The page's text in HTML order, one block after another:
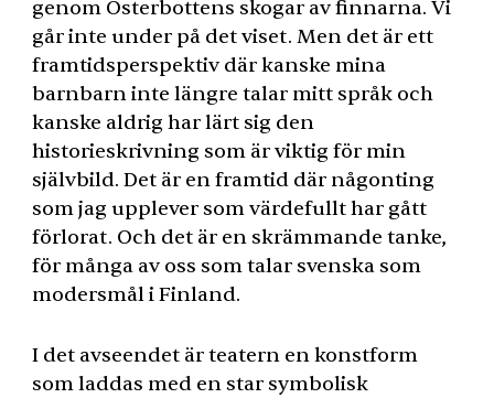
genom Österbottens skogar av finnarna. Vi
går inte under på det viset. Men det är ett
framtidsperspektiv där kanske mina
barnbarn inte längre talar mitt språk och
kanske aldrig har lärt sig den
historieskrivning som är viktig för min
självbild. Det är en framtid där någonting
som jag upplever som värdefullt har gått
förlorat. Och det är en skrämmande tanke,
för många av oss som talar svenska som
modersmål i Finland.
I det avseendet är teatern en konstform
som laddas med en star symbolisk